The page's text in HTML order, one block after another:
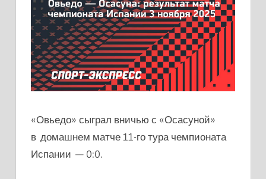
«Овьедо» сыграл вничью с «Осасуной»
в домашнем матче 11-го тура чемпионата
Испании — 0:0.